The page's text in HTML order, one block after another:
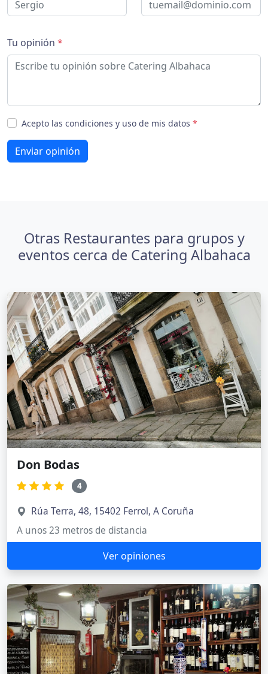
Tu opinión *
Acepto las condiciones y uso de mis datos *
Enviar opinión
Otras Restaurantes para grupos y
eventos cerca de Catering Albahaca
Don Bodas
4
Rúa Terra, 48, 15402 Ferrol, A Coruña
A unos 23 metros de distancia
Ver opiniones